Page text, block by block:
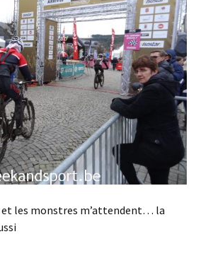
et les monstres m’attendent… la